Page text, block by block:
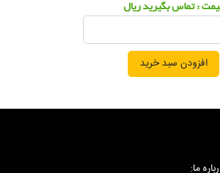
: تماس بگیرید ریال
افزودن سبد خرید
ما